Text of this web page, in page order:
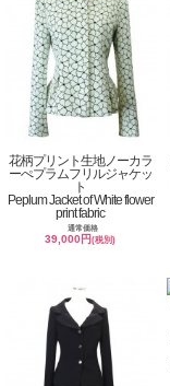
花柄プリント生地ノーカラ
ーぺプラムフリルジャケッ
ト
Peplum Jacket of White flower
print fabric
通常価格
39,000円(税別)